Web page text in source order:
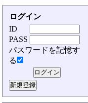
ログイン
ID
PASS
パスワードを記憶す
る